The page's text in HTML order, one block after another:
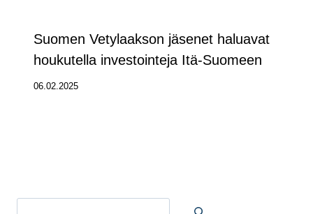
Suomen Vetylaakson jäsenet haluavat
houkutella investointeja Itä-Suomeen
06.02.2025